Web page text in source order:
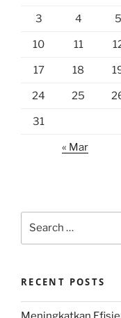
3 4 5
10 11
17 18
24 25
31
« Mar
RECENT POSTS